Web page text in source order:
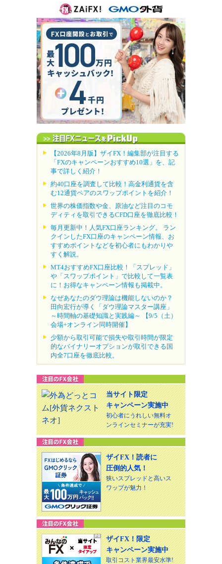
【2026年8月版】ザイFX！編集部が注目する
「FXのキャンペーンおすすめ10選」を、記
事で詳しく紹介！
約40口座を調査して比較！高金利通貨を含
む12通貨ペアのスワップポイントを紹介！
世界の株価指数や金、原油など注目のコモ
ディティを取引できるCFD口座を徹底比較！
毎月更新中！人気FX口座ランキング。 ラン
クインしたFX口座のキャンペーン情報、お
すすめポイントなどを初心者にもわかりや
すく解説。
MT4おすすめFX口座比較！「スプレッド」
や「スワップポイント」で比較して一覧表
に！お得なキャンペーン情報も掲載中。
なぜあなたのダウ理論は機能しないのか？
田向宏行が導く「ダウ理論マスター講座」
～時間軸の基礎知識と実践編～ 【9/5（土）
会場+オンライン同時開催】
少額から取引可能で損失や取引時間が限定
的なバイナリーオプションが取引できる国
内全7口座を徹底比較。
当サイト限定
キャンペーン実施中
初心者にうれしい無料オ
ンラインセミナーが充実!
ザイFX！読者に
圧倒的人気！
狭いスプレッドと高いス
ワップが魅力！
ザイFX！限定
キャンペーン実施中
取引コスト業界最安水準!